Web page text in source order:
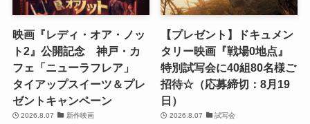
映画『レディ・オア・ノッ
ト2』公開記念 神戸・カ
フェ「ニューラフレア」
タイアップスイーツ＆プレ
ゼントキャンペーン
2026.8.07 新作映画
【プレゼント】ドキュメン
タリー映画『戦場0地点』
特別試写会に40組80名様ご
招待☆（応募締切：8月19
日）
2026.8.07 試写会